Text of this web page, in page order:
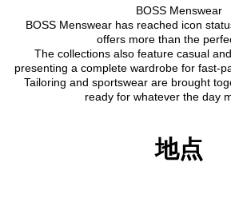
BOSS Menswear
BOSS Menswear has reached icon
offers more than the
The collections also feature casual
presenting a complete wardrobe for fast-
Tailoring and sportswear are brought
ready for whatever the day
地点